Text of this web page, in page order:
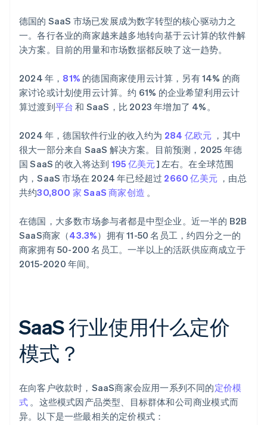
德国的 SaaS 市场已发展成为数字转型的核心驱动力之
一。各行各业的商家越来越多地转向基于云计算的软件解
决方案。目前的用量和市场数据都反映了这一趋势。
2024 年， 81% 的德国商家使用云计算，另有 14% 的商
家讨论或计划使用云计算。约 61% 的企业希望利用云计
算过渡到平台 和 SaaS，比 2023 年增加了 4%。
2024 年，德国软件行业的收入约为 284 亿欧元 ，其中
很大一部分来自 SaaS 解决方案。目前预测，2025 年德
国 SaaS 的收入将达到 195 亿美元 ] 左右。在全球范围
内，SaaS 市场在 2024 年已经超过 2660 亿美元 ，由总
共约30,800 家 SaaS 商家创造 。
在德国，大多数市场参与者都是中型企业。近一半的 B2B
SaaS商家（43.3%）拥有 11-50 名员工，约四分之一的
商家拥有 50-200 名员工。一半以上的活跃供应商成立于
2015-2020 年间。
SaaS 行业使用什么定价
模式？
在向客户收款时，SaaS商家会应用一系列不同的定价模
式 。这些模式因产品类型、目标群体和公司商业模式而
异。以下是一些最相关的定价模式：